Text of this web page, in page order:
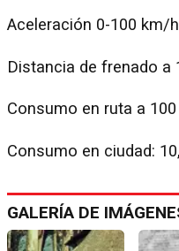
Aceleración 0-100 km/
Distancia de frenado a
Consumo en ruta a
Consumo en ciudad:
GALERÍA DE